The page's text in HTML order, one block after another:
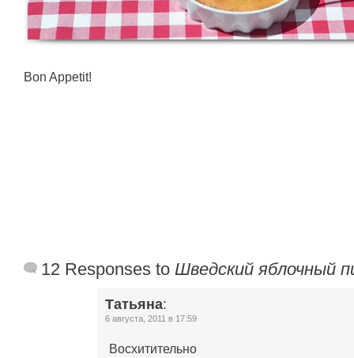
Bon Appetit!
12 Responses to Шведский яблочный
Татьяна:
6 августа, 2011 в 17:59
Восхитительно